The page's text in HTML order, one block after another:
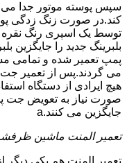
سپس پوسته موتور جدا می
کند.در صورت زنگ زدگی
توسط یک اسپری رنگ
بلبرینگ جدید را جایگزین
پمپ تعمیر شده و تمامی
می گردند.پس از تعمیر
هیچ ایرادی از دستگاه
صورت نیاز به تعویض جت
جایگزین می کنند.a
تعمیر المنت ماشین
تعمیر المنت هم یکی دیگر